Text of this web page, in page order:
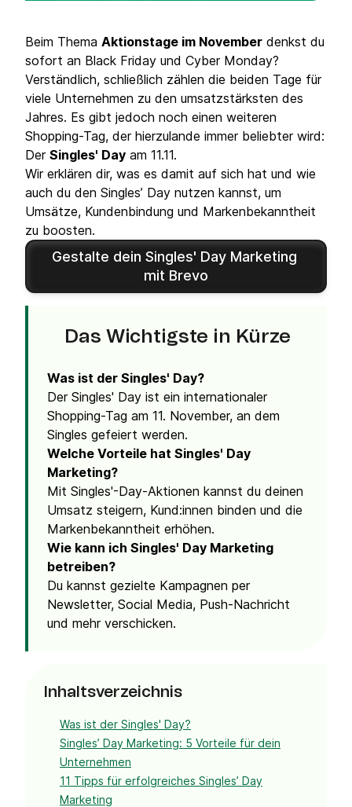
Beim Thema Aktionstage im November denkst du
sofort an Black Friday und Cyber Monday?
Verständlich, schließlich zählen die beiden Tage für
viele Unternehmen zu den umsatzstärksten des
Jahres. Es gibt jedoch noch einen weiteren
Shopping-Tag, der hierzulande immer beliebter wird:
Der Singles' Day am 11.11.
Wir erklären dir, was es damit auf sich hat und wie
auch du den Singles’ Day nutzen kannst, um
Umsätze, Kundenbindung und Markenbekanntheit
zu boosten.
Gestalte dein Singles' Day Marketing
mit Brevo
Das Wichtigste in Kürze
Was ist der Singles' Day?
Der Singles' Day ist ein internationaler
Shopping-Tag am 11. November, an dem
Singles gefeiert werden.
Welche Vorteile hat Singles' Day
Marketing?
Mit Singles'-Day-Aktionen kannst du deinen
Umsatz steigern, Kund:innen binden und die
Markenbekanntheit erhöhen.
Wie kann ich Singles' Day Marketing
betreiben?
Du kannst gezielte Kampagnen per
Newsletter, Social Media, Push-Nachricht
und mehr verschicken.
Inhaltsverzeichnis
Was ist der Singles' Day?
Singles’ Day Marketing: 5 Vorteile für dein
Unternehmen
11 Tipps für erfolgreiches Singles’ Day
Marketing